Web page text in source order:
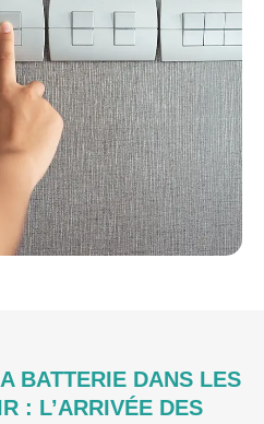
BATTERIE DANS LES
: L’ARRIVÉE DES